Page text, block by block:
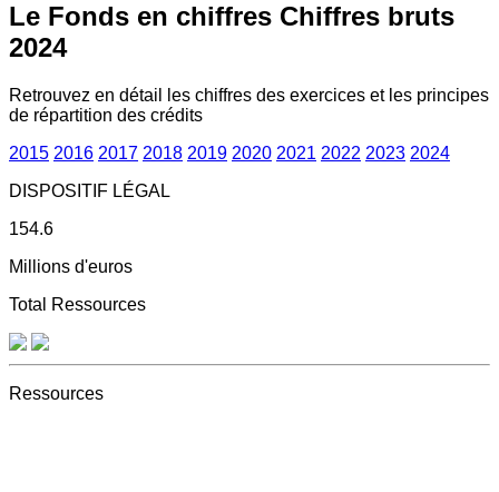
Le Fonds en chiffres Chiffres bruts
2024
Retrouvez en détail les chiffres des exercices et les principes
de répartition des crédits
2015 2016 2017 2018 2019 2020 2021 2022 2023 2024
DISPOSITIF LÉGAL
154.6
Millions d'euros
Total Ressources
Ressources